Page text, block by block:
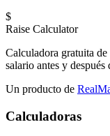
$
Raise Calculator
Calculadora gratuita
salario antes y
Un producto de
Calculadoras